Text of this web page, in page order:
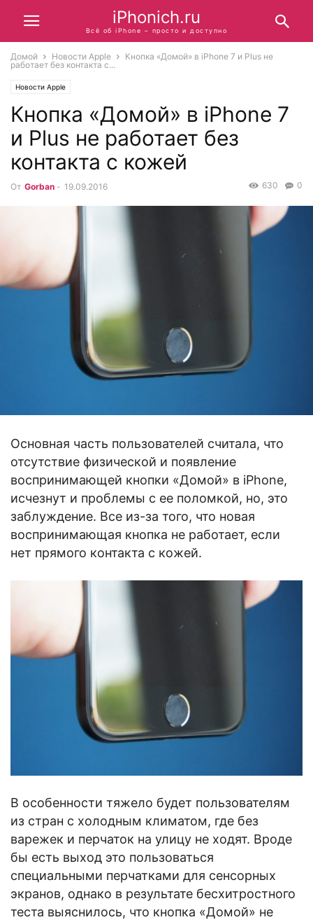
iPhonich.ru
Всё об iPhone – просто и доступно
Домой Новости Apple
Кнопка «Домой» в iPhone 7 и Plus не
работает без контакта с...
Новости Apple
Кнопка «Домой» в iPhone 7
и Plus не работает без
контакта с кожей
От Gorban - 19.09.2016 0
630
Основная часть пользователей считала, что
отсутствие физической и появление
воспринимающей кнопки «Домой» в iPhone,
исчезнут и проблемы с ее поломкой, но, это
заблуждение. Все из-за того, что новая
воспринимающая кнопка не работает, если
нет прямого контакта с кожей.
В особенности тяжело будет пользователям
из стран с холодным климатом, где без
варежек и перчаток на улицу не ходят. Вроде
бы есть выход это пользоваться
специальными перчатками для сенсорных
экранов, однако в результате бесхитростного
теста выяснилось, что кнопка «Домой» не